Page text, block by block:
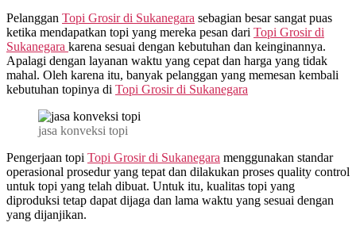
Pelanggan Topi Grosir di Sukanegara sebagian besar sangat puas
ketika mendapatkan topi yang mereka pesan dari Topi Grosir di
Sukanegara karena sesuai dengan kebutuhan dan keinginannya.
Apalagi dengan layanan waktu yang cepat dan harga yang tidak
mahal. Oleh karena itu, banyak pelanggan yang memesan kembali
kebutuhan topinya di Topi Grosir di Sukanegara
jasa konveksi topi
Pengerjaan topi Topi Grosir di Sukanegara menggunakan standar
operasional prosedur yang tepat dan dilakukan proses quality control
untuk topi yang telah dibuat. Untuk itu, kualitas topi yang
diproduksi tetap dapat dijaga dan lama waktu yang sesuai dengan
yang dijanjikan.